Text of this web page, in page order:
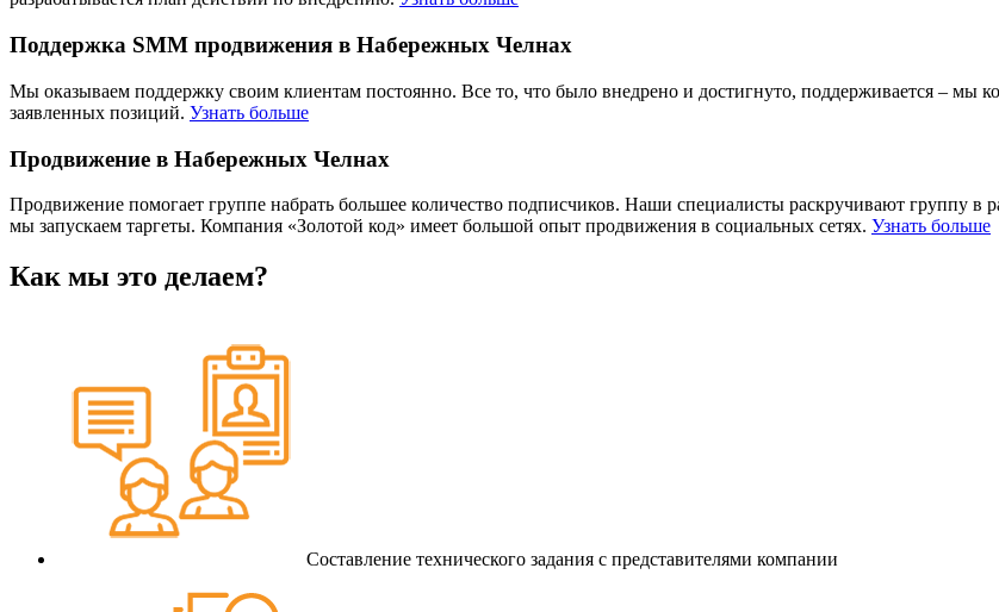
Поддержка SMM продвижения в Набережных Челнах
Мы оказываем поддержку своим клиентам постоянно. Все то, что было внедрено и достигнуто, поддерживается –
заявленных позиций. Узнать больше
Продвижение в Набережных Челнах
Продвижение помогает группе набрать большее количество подписчиков. Наши специалисты раскручивают группу в
мы запускаем таргеты. Компания «Золотой код» имеет большой опыт продвижения в социальных сетях. Узнать больше
Как мы это делаем?
Составление технического задания с представителями компании